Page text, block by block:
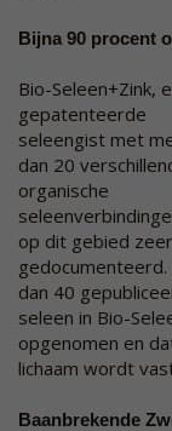
Bijna 90 procent
Bio-Seleen+Zink,
gepatenteerde
seleengist met
dan 20
organische
op dit gebied
dan 40
seleen in Bio-
opgenomen en
lichaam wordt
Baanbrekende